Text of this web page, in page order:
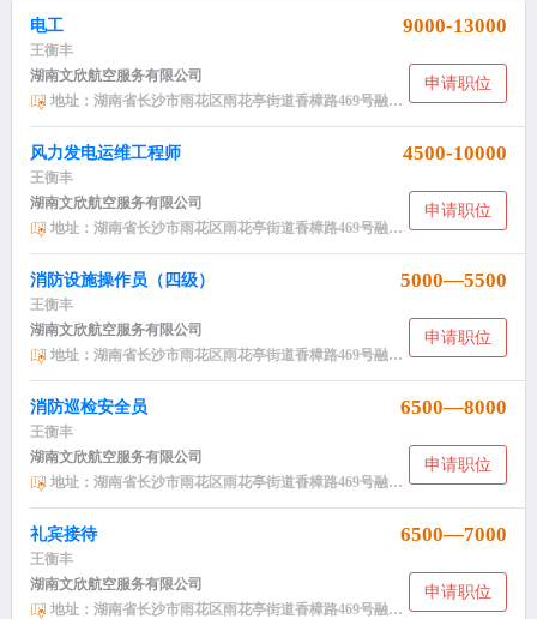
电工 9000-13000
王衡丰
申请职位
湖南文欣航空服务有限公司
地址：湖南省长沙市雨花区雨花亭街道香樟路469号融科东南海小区NH2栋2406
风力发电运维工程师 4500-10000
王衡丰
申请职位
湖南文欣航空服务有限公司
地址：湖南省长沙市雨花区雨花亭街道香樟路469号融科东南海小区NH2栋2406
消防设施操作员（四级） 5000—5500
王衡丰
申请职位
湖南文欣航空服务有限公司
地址：湖南省长沙市雨花区雨花亭街道香樟路469号融科东南海小区NH2栋2406
消防巡检安全员 6500—8000
王衡丰
申请职位
湖南文欣航空服务有限公司
地址：湖南省长沙市雨花区雨花亭街道香樟路469号融科东南海小区NH2栋2406
礼宾接待 6500—7000
王衡丰
申请职位
湖南文欣航空服务有限公司
地址：湖南省长沙市雨花区雨花亭街道香樟路469号融科东南海小区NH2栋2406